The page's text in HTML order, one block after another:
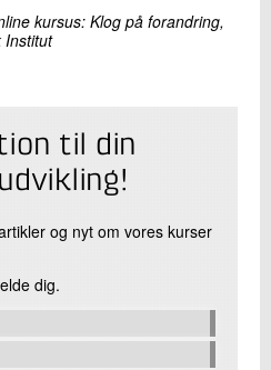
kursus: Klog på forandring,
Institut
til din
og nyt om vores kurser
dig.